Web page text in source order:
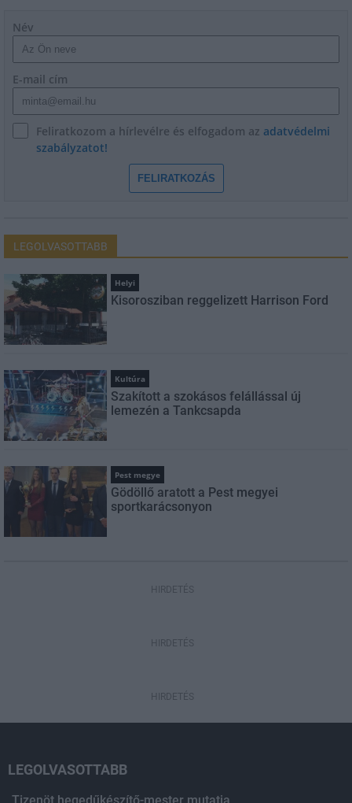
Név
E-mail cím
Feliratkozom a hírlevélre és elfogadom az adatvédelmi
szabályzatot!
FELIRATKOZÁS
LEGOLVASOTTABB
Helyi
Kisorosziban reggelizett Harrison Ford
Kultúra
Szakított a szokásos felállással új
lemezén a Tankcsapda
Pest megye
Gödöllő aratott a Pest megyei
sportkarácsonyon
HIRDETÉS
HIRDETÉS
HIRDETÉS
LEGOLVASOTTABB